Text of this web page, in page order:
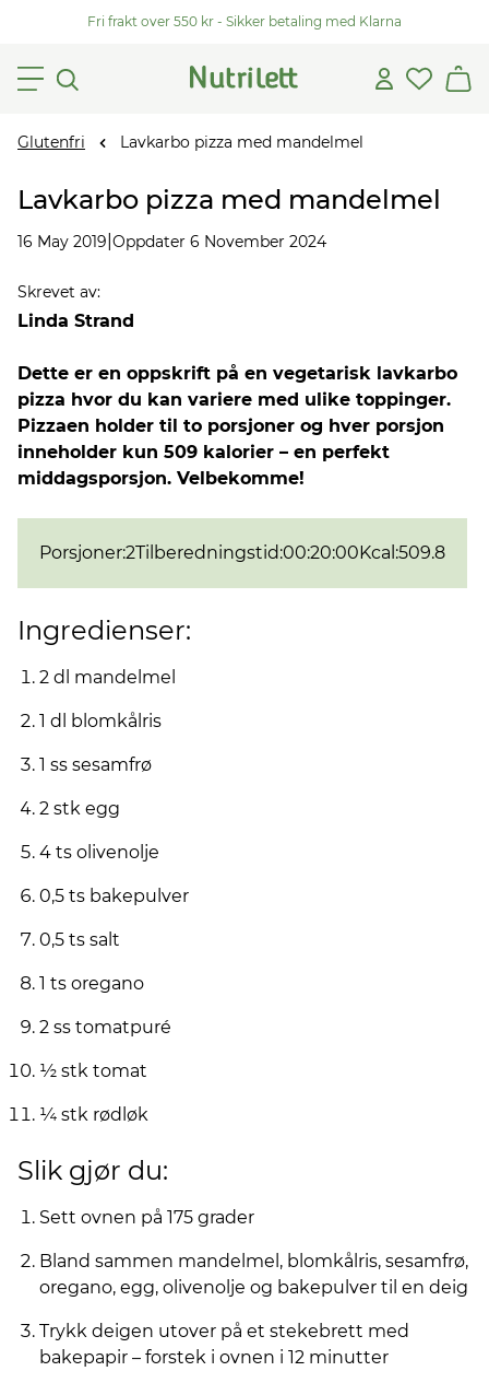
Fri frakt over 550 kr - Sikker betaling med Klarna
Glutenfri Lavkarbo pizza med mandelmel
Lavkarbo pizza med mandelmel
16 May 2019 Oppdater 6 November 2024
Skrevet av:
Linda Strand
Dette er en oppskrift på en vegetarisk lavkarbo
pizza hvor du kan variere med ulike toppinger.
Pizzaen holder til to porsjoner og hver porsjon
inneholder kun 509 kalorier – en perfekt
middagsporsjon. Velbekomme!
Porsjoner:2Tilberedningstid:00:20:00Kcal :509.8
Ingredienser:
2 dl mandelmel
1 dl blomkålris
1 ss sesamfrø
2 stk egg
4 ts olivenolje
0,5 ts bakepulver
0,5 ts salt
1 ts oregano
2 ss tomatpuré
½ stk tomat
¼ stk rødløk
Slik gjør du:
Sett ovnen på 175 grader
Bland sammen mandelmel, blomkålris, sesamfrø,
oregano, egg, olivenolje og bakepulver til en deig
Trykk deigen utover på et stekebrett med
bakepapir – forstek i ovnen i 12 minutter